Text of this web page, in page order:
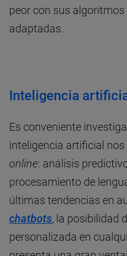
peor con sus
adaptadas.
Inteligencia
Es conveniente
inteligencia artificial
online: análisis
procesamiento de
últimas tendencias en
chatbots, la posibilidad
personalizada en